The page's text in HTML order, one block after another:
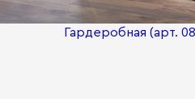
Гардеробная (арт.